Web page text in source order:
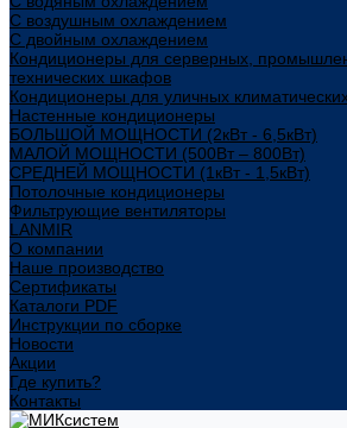
С воздушным охлаждением
С двойным охлаждением
Кондиционеры для серверных,
технических шкафов
Кондиционеры для уличных
Настенные кондиционеры
БОЛЬШОЙ МОЩНОСТИ (2кВт - 6,5кВт)
МАЛОЙ МОЩНОСТИ (500Вт – 800Вт)
СРЕДНЕЙ МОЩНОСТИ (1кВт - 1,5кВт)
Потолочные кондиционеры
Фильтрующие вентиляторы
LANMIR
О компании
Наше производство
Сертификаты
Каталоги PDF
Инструкции по сборке
Новости
Акции
Где купить?
Контакты